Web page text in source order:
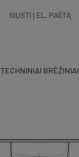
SIŲSTI Į EL. PAŠTĄ
TECHNINIAI BRĖŽINIAI